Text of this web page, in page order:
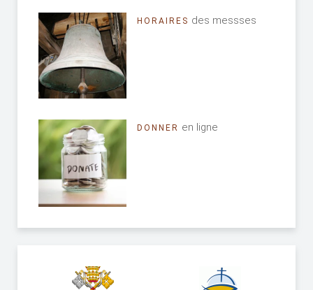
HORAIRES des messses
DONNER en ligne